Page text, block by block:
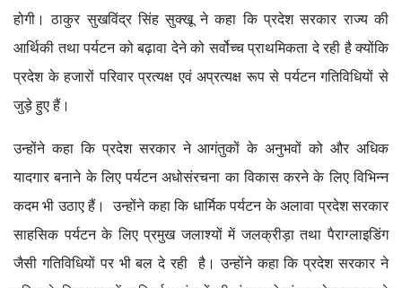
होगी। ठाकुर सुखविंद्र सिंह सुक्खू ने कहा कि प्रदेश सरकार राज्य की
आर्थिकी तथा पर्यटन को बढ़ावा देने को सर्वोच्च प्राथमिकता दे रही है क्योंकि
प्रदेश के हजारों परिवार प्रत्यक्ष एवं अप्रत्यक्ष रूप से पर्यटन गतिविधियों से
जुड़े हुए हैं।
उन्होंने कहा कि प्रदेश सरकार ने आगंतुकों के अनुभवों को और अधिक
यादगार बनाने के लिए पर्यटन अधोसंरचना का विकास करने के लिए विभिन्न
कदम भी उठाए हैं। उन्होंने कहा कि धार्मिक पर्यटन के अलावा प्रदेश सरकार
साहसिक पर्यटन के लिए प्रमुख जलाश्यों में जलक्रीड़ा तथा पैराग्लाइडिंग
जैसी गतिविधियों पर भी बल दे रही है। उन्होंने कहा कि प्रदेश सरकार ने